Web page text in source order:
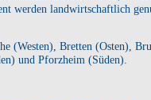
werden landwirtschaftlich
(Westen), Bretten (Osten),
und Pforzheim (Süden).